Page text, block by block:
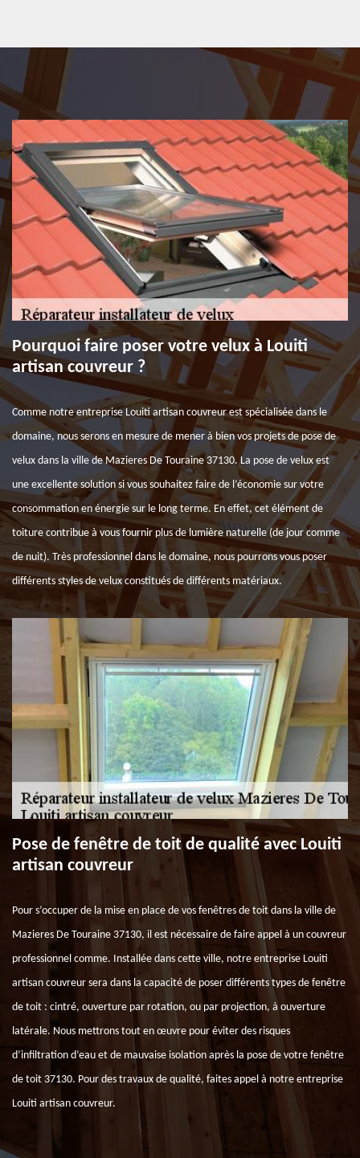
Pourquoi faire poser votre velux à Louiti
artisan couvreur ?
Comme notre entreprise Louiti artisan couvreur est spécialisée dans le
domaine, nous serons en mesure de mener à bien vos projets de pose de
velux dans la ville de Mazieres De Touraine 37130. La pose de velux est
une excellente solution si vous souhaitez faire de l’économie sur votre
consommation en énergie sur le long terme. En effet, cet élément de
toiture contribue à vous fournir plus de lumière naturelle (de jour comme
de nuit). Très professionnel dans le domaine, nous pourrons vous poser
différents styles de velux constitués de différents matériaux.
Pose de fenêtre de toit de qualité avec Louiti
artisan couvreur
Pour s’occuper de la mise en place de vos fenêtres de toit dans la ville de
Mazieres De Touraine 37130, il est nécessaire de faire appel à un couvreur
professionnel comme. Installée dans cette ville, notre entreprise Louiti
artisan couvreur sera dans la capacité de poser différents types de fenêtre
de toit : cintré, ouverture par rotation, ou par projection, à ouverture
latérale. Nous mettrons tout en œuvre pour éviter des risques
d’infiltration d’eau et de mauvaise isolation après la pose de votre fenêtre
de toit 37130. Pour des travaux de qualité, faites appel à notre entreprise
Louiti artisan couvreur.